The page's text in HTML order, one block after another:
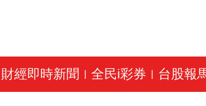
財經即時新聞 全民i彩券 台股報